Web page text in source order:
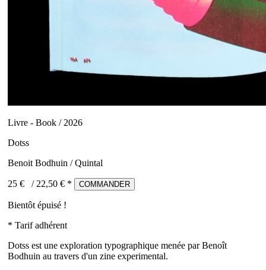
Livre - Book / 2026
Dotss
Benoit Bodhuin / Quintal
25 € / 22,50 € * COMMANDER
Bientôt épuisé !
* Tarif adhérent
Dotss est une exploration typographique menée par Benoît
Bodhuin au travers d'un zine experimental.